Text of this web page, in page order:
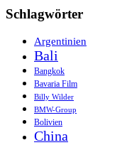
Schlagwörter
Argentinien
Bali
Bangkok
Bavaria Film
Billy Wilder
BMW-Group
Bolivien
China